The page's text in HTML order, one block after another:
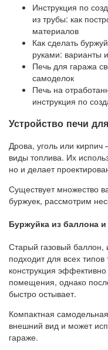
Инструкция по
из трубы: как
материалов
Как сделать
руками: варианты
Печь для гаража
самоделок
Печь на
инструкция по
Устройство печи
Дрова, уголь или
виды топлива. Их
но и делает
Существует множество
буржуек, рассмотрим
Буржуйка из баллона и
Старый газовый баллон,
подходит для всех
конструкция
помещения, однако
быстро остывает.
Компактная
внешний вид и может
гараже.